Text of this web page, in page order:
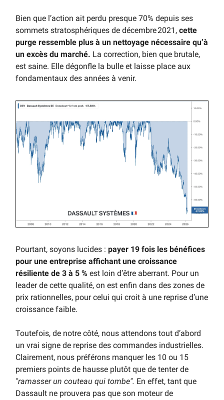
Bien que l’action ait perdu presque 70% depuis ses
sommets stratosphériques de décembre 2021, cette
purge ressemble plus à un nettoyage nécessaire qu’à
un excès du marché. La correction, bien que brutale,
est saine. Elle dégonfle la bulle et laisse place aux
fondamentaux des années à venir.
Pourtant, soyons lucides : payer 19 fois les bénéfices
pour une entreprise affichant une croissance
résiliente de 3 à 5 % est loin d’être aberrant. Pour un
leader de cette qualité, on est enfin dans des zones de
prix rationnelles, pour celui qui croit à une reprise d’une
croissance faible.
Toutefois, de notre côté, nous attendons tout d’abord
un vrai signe de reprise des commandes industrielles.
Clairement, nous préférons manquer les 10 ou 15
premiers points de hausse plutôt que de tenter de
"ramasser un couteau qui tombe". En effet, tant que
Dassault ne prouvera pas que son moteur de